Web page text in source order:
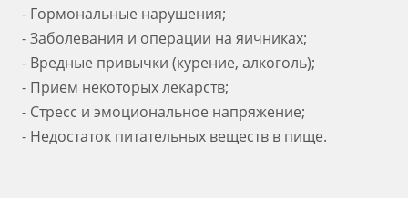
- Гормональные нарушения;
- Заболевания и операции на яичниках;
- Вредные привычки (курение, алкоголь);
- Прием некоторых лекарств;
- Стресс и эмоциональное напряжение;
- Недостаток питательных веществ в пище.